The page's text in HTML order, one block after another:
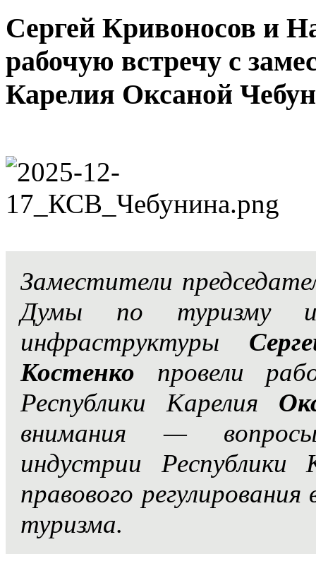
Сергей Кривоносов и
рабочую встречу с
Карелия Оксаной
Заместители
Думы по туризму и
инфраструктуры
Костенко провели
Республики Карелия
внимания —
индустрии Республики
правового
туризма.